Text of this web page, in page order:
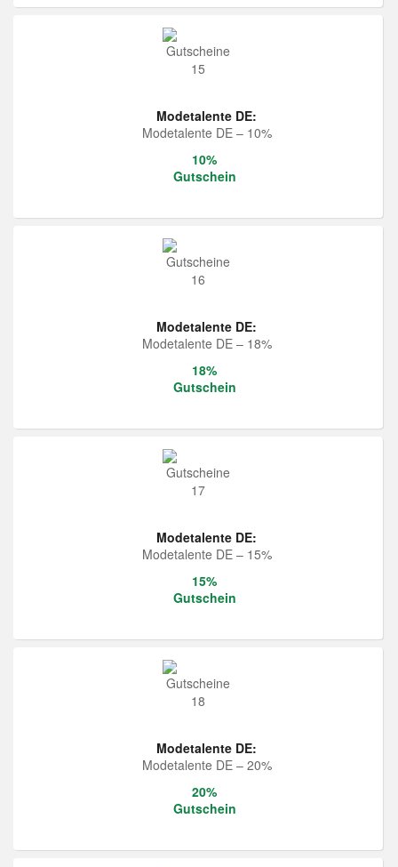
Modetalente DE:
Modetalente DE – 10%
10%
Gutschein
Modetalente DE:
Modetalente DE – 18%
18%
Gutschein
Modetalente DE:
Modetalente DE – 15%
15%
Gutschein
Modetalente DE:
Modetalente DE – 20%
20%
Gutschein